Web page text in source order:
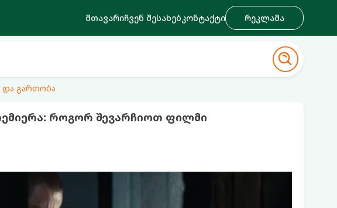
მთავარიჩვენ შესახებკონტაქტი რეკლამა
და გართობა
როგორ შევარჩიოთ ფილმი